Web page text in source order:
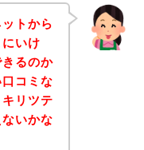
トから
いけ
るのか
コミな
リツテ
いかな